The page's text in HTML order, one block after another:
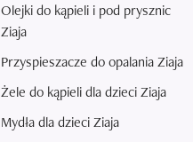
Olejki do kąpieli i pod prysznic
Ziaja
Przyspieszacze do opalania Ziaja
Żele do kąpieli dla dzieci Ziaja
Mydła dla dzieci Ziaja